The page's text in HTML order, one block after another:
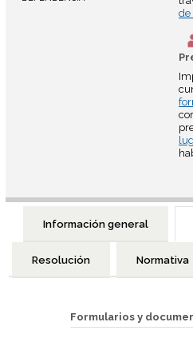
de
Información general
Resolución Normativa
Formularios y